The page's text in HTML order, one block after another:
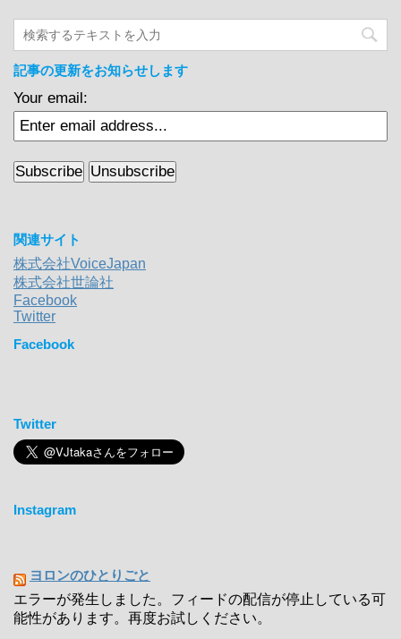
記事の更新をお知らせします
Your email:
関連サイト
株式会社VoiceJapan
株式会社世論社
Facebook
Twitter
Facebook
Twitter
Instagram
ヨロンのひとりごと
エラーが発生しました。フィードの配信が停止している可
能性があります。再度お試しください。